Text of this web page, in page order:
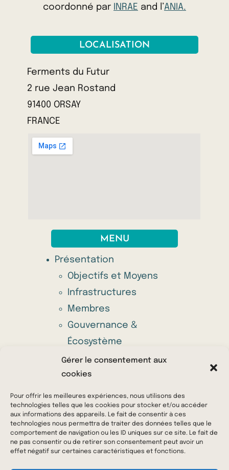
Gérer le consentement aux
cookies
Pour offrir les meilleures expériences, nous utilisons des
technologies telles que les cookies pour stocker et/ou accéder
aux informations des appareils. Le fait de consentir à ces
technologies nous permettra de traiter des données telles que le
comportement de navigation ou les ID uniques sur ce site. Le fait de
ne pas consentir ou de retirer son consentement peut avoir un
effet négatif sur certaines caractéristiques et fonctions.
coordonné par
INRAE and l’ANIA.
LOCALISATION
Ferments du Futur
2 rue Jean Rostand
91400 ORSAY
FRANCE
MENU
Présentation
Objectifs et Moyens
Infrastructures
Membres
Gouvernance &
Écosystème
Appel à projets annuel
Offres
Nous contacter
© 2023 Ferments du Futur – Tout droits réservés
Mentions Légales
Politique de